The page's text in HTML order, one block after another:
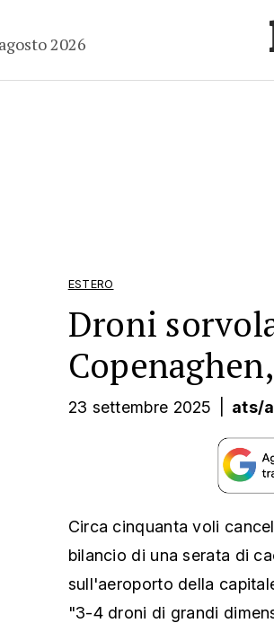
2026
ESTERO
Droni
23 settembre 2025 ats/
Circa cinquanta voli
bilancio di una serata di
sull'aeroporto della
"3-4 droni di grandi